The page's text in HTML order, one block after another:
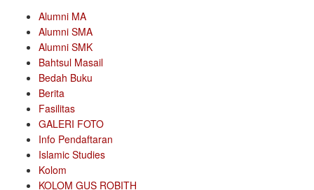
Alumni MA
Alumni SMA
Alumni SMK
Bahtsul Masail
Bedah Buku
Berita
Fasilitas
GALERI FOTO
Info Pendaftaran
Islamic Studies
Kolom
KOLOM GUS ROBITH